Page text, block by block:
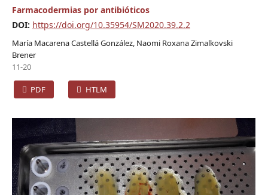
Farmacodermias por antibióticos
DOI: https://doi.org/10.35954/SM2020.39.2.2
María Macarena Castellá González, Naomi Roxana Zimalkovski
Brener
11-20
PDF HTLM